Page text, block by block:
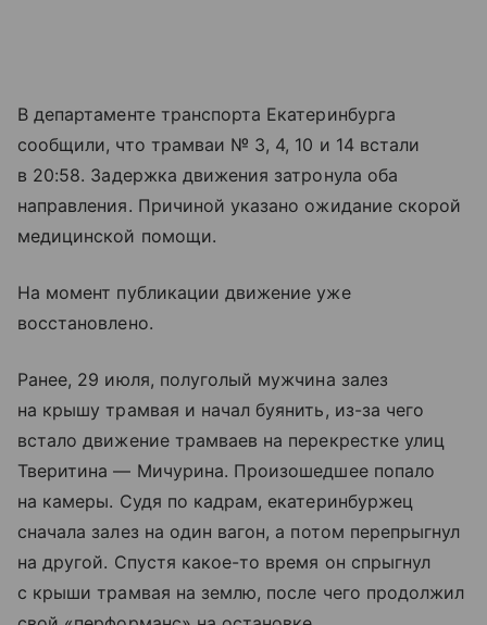
В департаменте транспорта Екатеринбурга
сообщили, что трамваи № 3, 4, 10 и 14 встали
в 20:58. Задержка движения затронула оба
направления. Причиной указано ожидание скорой
медицинской помощи.
На момент публикации движение уже
восстановлено.
Ранее, 29 июля, полуголый мужчина залез
на крышу трамвая и начал буянить, из-за чего
встало движение трамваев на перекрестке улиц
Тверитина — Мичурина. Произошедшее попало
на камеры. Судя по кадрам, екатеринбуржец
сначала залез на один вагон, а потом перепрыгнул
на другой. Спустя какое-то время он спрыгнул
с крыши трамвая на землю, после чего продолжил